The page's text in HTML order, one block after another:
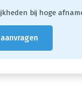
bij hoge